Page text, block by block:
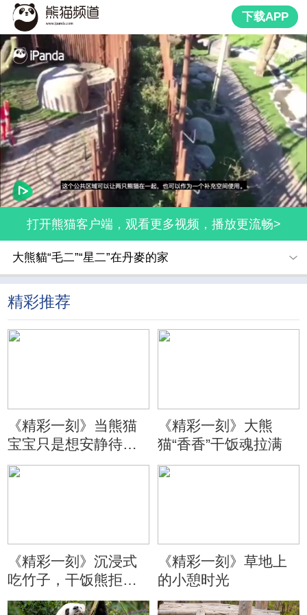
下载APP
打开熊猫客户端，观看更多视频，播放更流畅>
大熊貓“毛二”“星二”在丹麥的家
精彩推荐
《精彩一刻》当熊猫
宝宝只是想安静待会
儿
《精彩一刻》大熊
猫“香香”干饭魂拉满
《精彩一刻》沉浸式
吃竹子，干饭熊拒绝
分心
《精彩一刻》草地上
的小憩时光